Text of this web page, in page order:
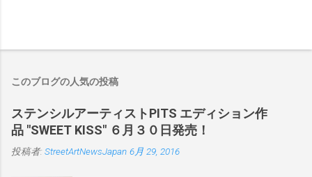
このブログの人気の投稿
ステンシルアーティストPITS エディション作
品 "SWEET KISS" ６月３０日発売！
投稿者: StreetArtNewsJapan 6月 29, 2016